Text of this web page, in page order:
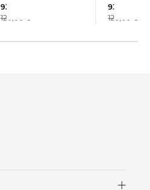
93,35 €
120,00 €
93,35 €
120,00 €